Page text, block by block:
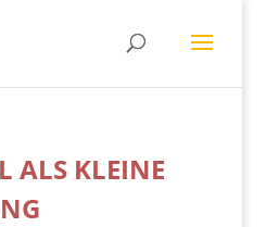
ALS KLEINE